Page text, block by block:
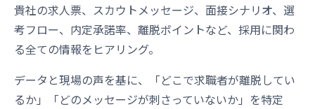
貴社の求人票、スカウトメッセージ、面接シナリオ、選
考フロー、内定承諾率、離脱ポイントなど、採用に関わ
る全ての情報をヒアリング。
データと現場の声を基に、「どこで求職者が離脱してい
るか」「どのメッセージが刺さっていないか」を特定